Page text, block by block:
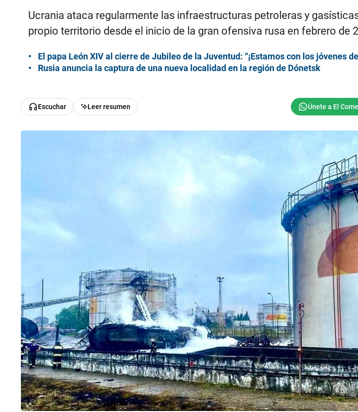
Ucrania ataca regularmente las infraestructuras petroleras y
propio territorio desde el inicio de la gran ofensiva rusa en febrero de
El papa León XIV al cierre de Jubileo de la Juventud: “¡Estamos con los jóvenes
Rusia anuncia la captura de una nueva localidad en la región de Dónetsk
Escuchar Leer resumen